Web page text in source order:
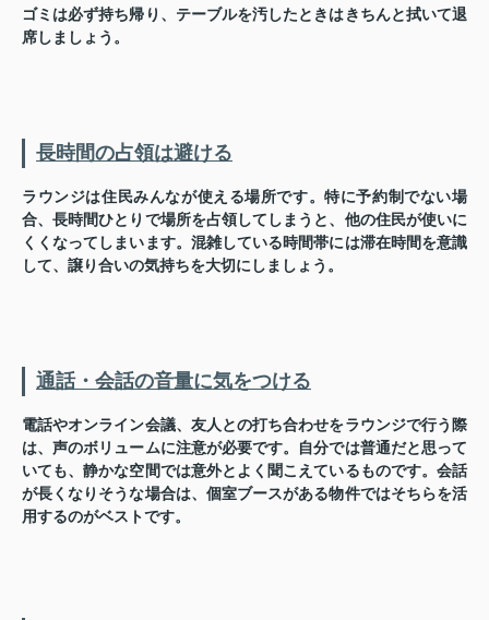
ゴミは必ず持ち帰り、テーブルを汚したときはきちんと拭いて退
席しましょう。
長時間の占領は避ける
ラウンジは住民みんなが使える場所です。特に予約制でない場
合、長時間ひとりで場所を占領してしまうと、他の住民が使いに
くくなってしまいます。混雑している時間帯には滞在時間を意識
して、譲り合いの気持ちを大切にしましょう。
通話・会話の音量に気をつける
電話やオンライン会議、友人との打ち合わせをラウンジで行う際
は、声のボリュームに注意が必要です。自分では普通だと思って
いても、静かな空間では意外とよく聞こえているものです。会話
が長くなりそうな場合は、個室ブースがある物件ではそちらを活
用するのがベストです。